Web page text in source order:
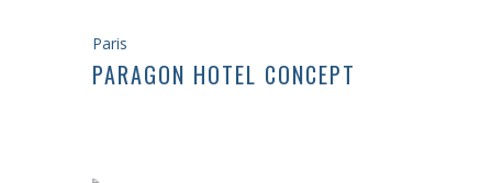
Paris
PARAGON HOTEL CONCEPT